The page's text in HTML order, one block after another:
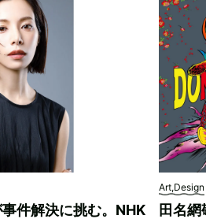
件解決に挑む。NHK
Art,Design
田名網